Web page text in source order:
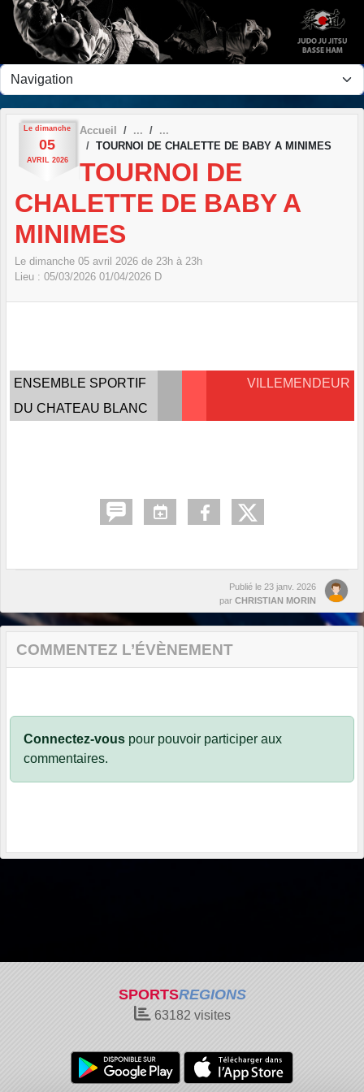
Le dimanche
05
AVRIL 2026
Accueil
TOURNOI DE CHALETTE DE BABY A MINIMES
TOURNOI DE
CHALETTE DE BABY A
MINIMES
Le dimanche 05 avril 2026 de 23h à 23h
Lieu : 05/03/2026 01/04/2026 D
ENSEMBLE SPORTIF
DU CHATEAU BLANC
VILLEMENDEUR
Publié le 23 janv. 2026
par CHRISTIAN MORIN
COMMENTEZ L’ÉVÈNEMENT
Connectez-vous pour pouvoir participer aux
commentaires.
SPORTSREGIONS
63182 visites
Panneau de gestion des cookies